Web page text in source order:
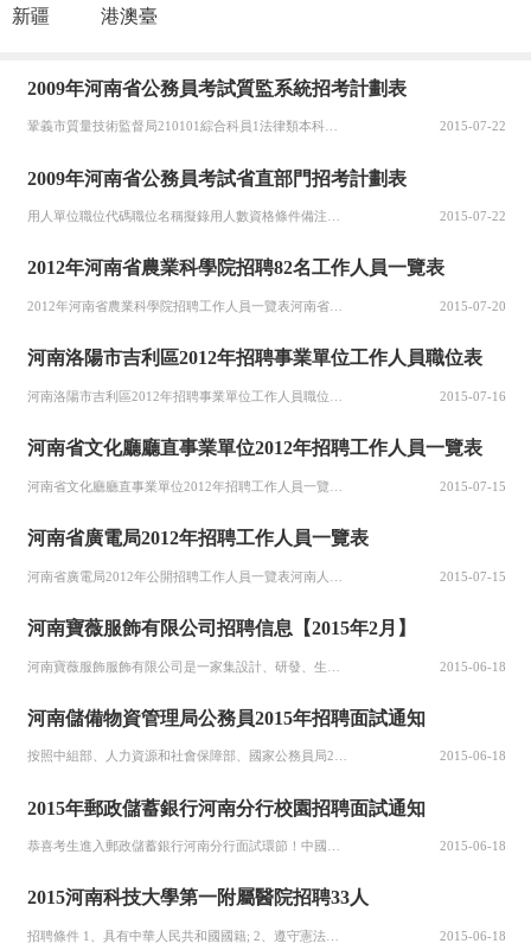
新疆 港澳臺
2009年河南省公務員考試質監系統招考計劃表
2015-07-22
2009年河南省公務員考試省直部門招考計劃表
2015-07-22
2012年河南省農業科學院招聘82名工作人員一覽表
2012年河南省農業科學院招聘工作人員一覽表河南省農業科學院2012年招聘工作人員一覽表（82人）招聘崗位學科領域人數專業需求學歷層次其他條件省農科 院機關農業宏觀研究1農業經濟/農學博士研究生有較強文字寫作能力和協調能力者優先，本科階段最好是農學專業小麥研究 中心小麥遺傳育種1小麥分子標記 開發與... 2015-07-20
河南洛陽市吉利區2012年招聘事業單位工作人員職位表
2015-07-16
河南省文化廳廳直事業單位2012年招聘工作人員一覽表
2015-07-15
河南省廣電局2012年招聘工作人員一覽表
2015-07-15
河南寶薇服飾有限公司招聘信息【2015年2月】
2015-06-18
河南儲備物資管理局公務員2015年招聘面試通知
按照中組部、人力資源和社會保障部、國家公務員局2015年度考試錄用公務員工作要求，現將面試有關事項公告如下： 面試確認 1、考生應于2015年2月24日17：00前，發送電子郵件確認是否參加面試，面試確認電子郵箱hncbjlrc@。逾期未進行郵件確認的考生，將視為自動放棄面試資格。 2、考生應在電子... 2015-06-18
2015年郵政儲蓄銀行河南分行校園招聘面試通知
2015-06-18
2015河南科技大學第一附屬醫院招聘33人
招聘條件 1、具有中華人民共和國國籍; 2、遵守憲法和法律; 3、具有良好的品行; 4、具有正常履行職責的身體條件; 5、2012、2013、2014年畢業的普通高校畢業生，有特殊要求的崗位除外; 6、崗位所需的專業和其他條件(詳見附件《河南科技大學第一附屬醫院2015年公開招聘工作人員一覽表》)。... 2015-06-18